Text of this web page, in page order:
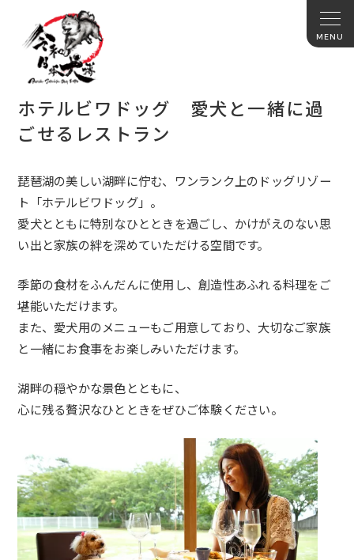
ホテルビワドッグ 愛犬と一緒に過
ごせるレストラン
琵琶湖の美しい湖畔に佇む、ワンランク上のドッグリゾー
ト「ホテルビワドッグ」。
愛犬とともに特別なひとときを過ごし、かけがえのない思
い出と家族の絆を深めていただける空間です。
季節の食材をふんだんに使用し、創造性あふれる料理をご
堪能いただけます。
また、愛犬用のメニューもご用意しており、大切なご家族
と一緒にお食事をお楽しみいただけます。
湖畔の穏やかな景色とともに、
心に残る贅沢なひとときをぜひご体験ください。